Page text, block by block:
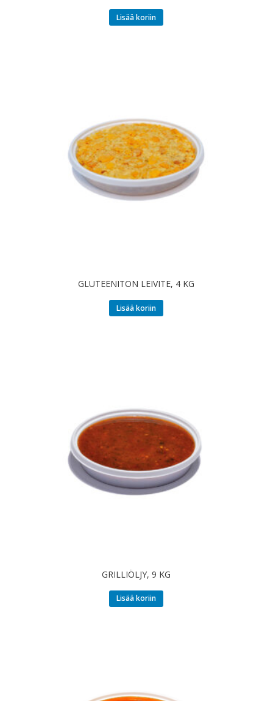
Lisää koriin
GLUTEENITON LEIVITE, 4 KG
Lisää koriin
GRILLIÖLJY, 9 KG
Lisää koriin